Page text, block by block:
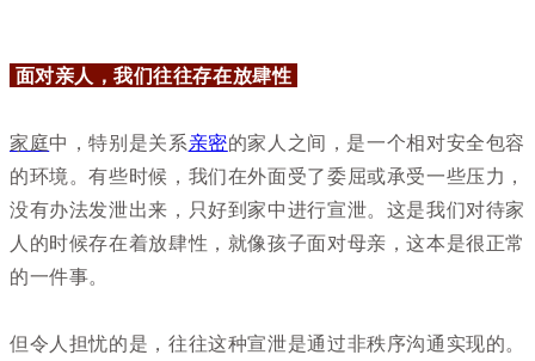
面对亲人，我们往往存在放肆性
家庭中，特别是关系亲密的家人之间，是一个相对安全包容
的环境。有些时候，我们在外面受了委屈或承受一些压力，
没有办法发泄出来，只好到家中进行宣泄。这是我们对待家
人的时候存在着放肆性，就像孩子面对母亲，这本是很正常
的一件事。
但令人担忧的是，往往这种宣泄是通过非秩序沟通实现的。